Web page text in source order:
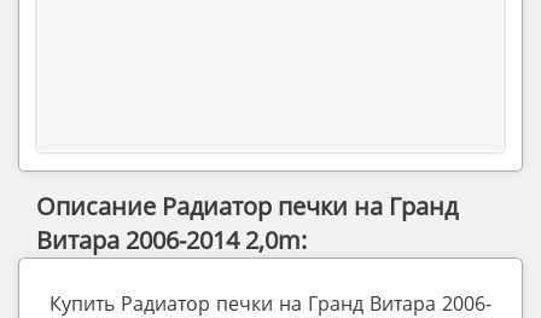
Описание Радиатор печки на Гранд
Витара 2006-2014 2,0m:
Купить Радиатор печки на Гранд Витара 2006-